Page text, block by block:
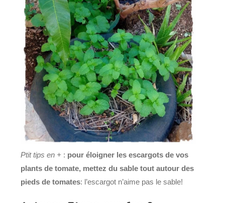
Ptit tips en + : pour éloigner les escargots de vos
plants de tomate, mettez du sable tout autour des
pieds de tomates: l’escargot n’aime pas le sable!